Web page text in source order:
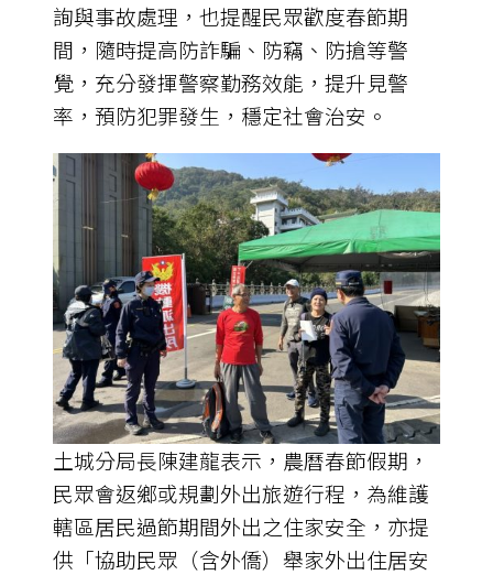
詢與事故處理，也提醒民眾歡度春節期
間，隨時提高防詐騙、防竊、防搶等警
覺，充分發揮警察勤務效能，提升見警
率，預防犯罪發生，穩定社會治安。
土城分局長陳建龍表示，農曆春節假期，
民眾會返鄉或規劃外出旅遊行程，為維護
轄區居民過節期間外出之住家安全，亦提
供「協助民眾（含外僑）舉家外出住居安